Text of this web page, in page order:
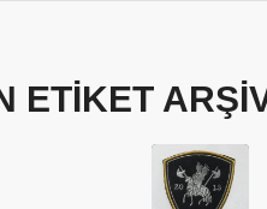
ETIKET